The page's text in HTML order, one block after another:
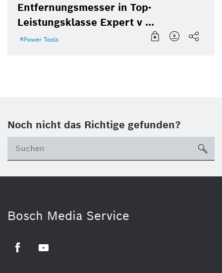
Entfernungsmesser in Top-
Leistungsklasse Expert v ...
Power Tools
Noch nicht das Richtige gefunden?
Bosch Media Service